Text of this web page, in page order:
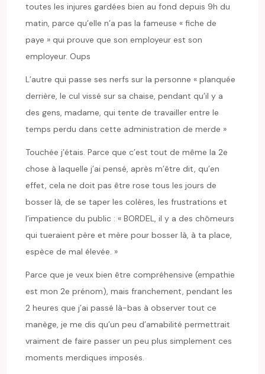
toutes les injures gardées bien au fond depuis 9h du
matin, parce qu’elle n’a pas la fameuse « fiche de
paye » qui prouve que son employeur est son
employeur. Oups
L’autre qui passe ses nerfs sur la personne « planquée
derrière, le cul vissé sur sa chaise, pendant qu’il y a
des gens, madame, qui tente de travailler entre le
temps perdu dans cette administration de merde »
Touchée j’étais. Parce que c’est tout de même la 2e
chose à laquelle j’ai pensé, après m’être dit, qu’en
effet, cela ne doit pas être rose tous les jours de
bosser là, de se taper les colères, les frustrations et
l’impatience du public : « BORDEL, il y a des chômeurs
qui tueraient père et mère pour bosser là, à ta place,
espèce de mal élevée. »
Parce que je veux bien être compréhensive (empathie
est mon 2e prénom), mais franchement, pendant les
2 heures que j’ai passé là-bas à observer tout ce
manège, je me dis qu’un peu d’amabilité permettrait
vraiment de faire passer un peu plus simplement ces
moments merdiques imposés.